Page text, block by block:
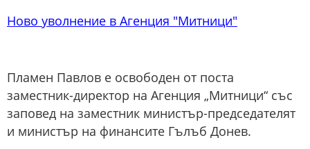
Ново уволнение в Агенция "Митници"
Пламен Павлов е освободен от поста
заместник-директор на Агенция „Митници“ със
заповед на заместник министър-председателят
и министър на финансите Гълъб Донев.